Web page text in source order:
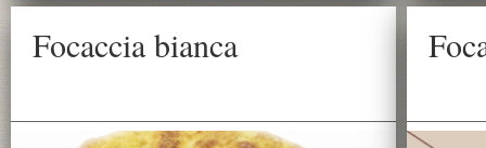
Focaccia bianca